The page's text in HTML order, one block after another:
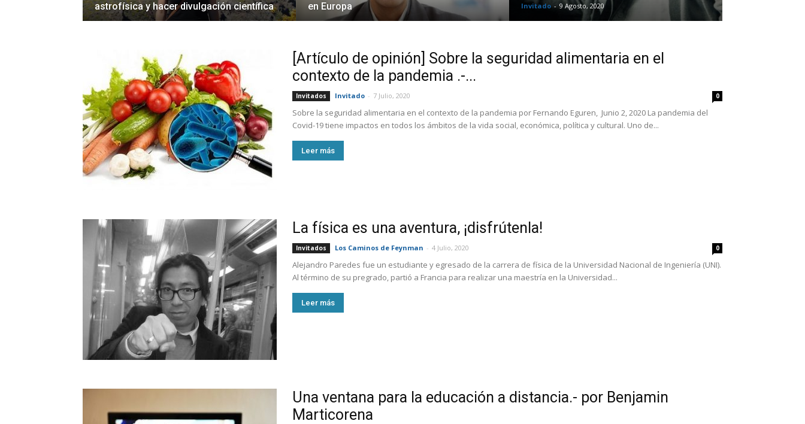
astrofísica y hacer divulgación científica
en Europa
Invitado - 9 Agosto, 2020
[Artículo de opinión] Sobre la seguridad alimentaria en el
contexto de la pandemia .-...
Invitados Invitado - 7 Julio, 2020 0
Sobre la seguridad alimentaria en el contexto de la pandemia por Fernando Eguren, Junio 2, 2020 La pandemia del
Covid-19 tiene impactos en todos los ámbitos de la vida social, económica, política y cultural. Uno de...
Leer más
La física es una aventura, ¡disfrútenla!
Invitados Los Caminos de Feynman - 4 Julio, 2020 0
Alejandro Paredes fue un estudiante y egresado de la carrera de física de la Universidad Nacional de Ingeniería (UNI).
Al término de su pregrado, partió a Francia para realizar una maestría en la Universidad...
Leer más
Una ventana para la educación a distancia.- por Benjamin
Marticorena